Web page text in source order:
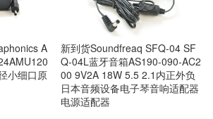
A
小细口原
新到货Soundfreaq SFQ-04 SF
Q-04L蓝牙音箱AS190-090-AC2
00 9V2A 18W 5.5 2.1内正外负
日本音频设备电子琴音响适配器
电源适配器